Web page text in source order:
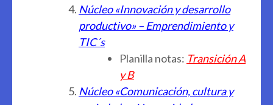
Núcleo «Innovación y desarrollo
productivo» – Emprendimiento y
TIC´s
Planilla notas: Transición A
y B
Núcleo «Comunicación, cultura y